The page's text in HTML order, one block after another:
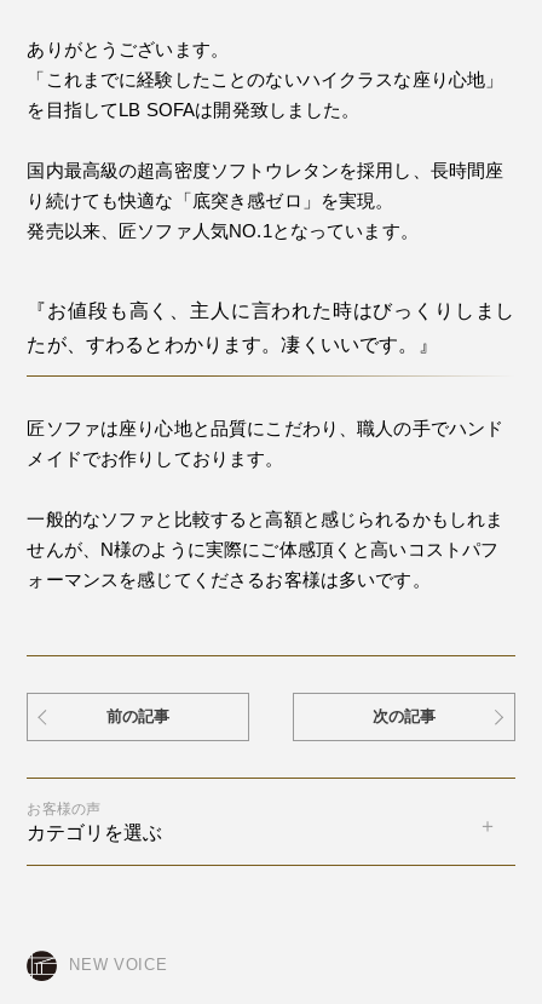
ありがとうございます。
「これまでに経験したことのないハイクラスな座り心地」
を目指してLB SOFAは開発致しました。
国内最高級の超高密度ソフトウレタンを採用し、長時間座
り続けても快適な「底突き感ゼロ」を実現。
発売以来、匠ソファ人気NO.1となっています。
『お値段も高く、主人に言われた時はびっくりしまし
たが、すわるとわかります。凄くいいです。』
匠ソファは座り心地と品質にこだわり、職人の手でハンド
メイドでお作りしております。
一般的なソファと比較すると高額と感じられるかもしれま
せんが、N様のように実際にご体感頂くと高いコストパフ
ォーマンスを感じてくださるお客様は多いです。
前の記事 次の記事
お客様の声
カテゴリを選ぶ
NEW VOICE